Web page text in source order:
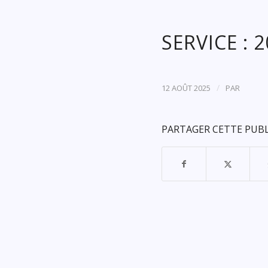
SERVICE :
12 AOÛT 2025 / PAR
PARTAGER CETTE